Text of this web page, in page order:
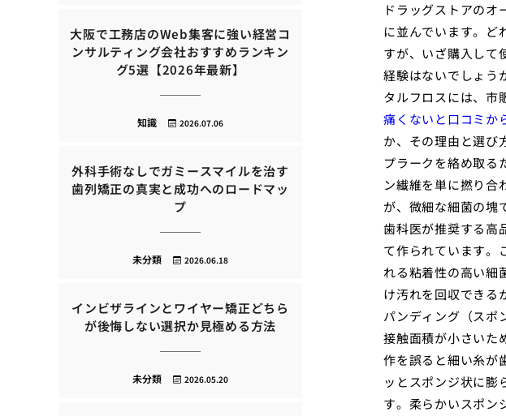
ドラッグストアの
に並んでいます。ど
すが、いざ購入して
経験はないでしょう
タルフロスには、市
痛くないと口コミか
か、その理由と選び
プラークを絡め取る
ン繊維を単に撚り合
が、微細な細菌の塊
歯科医が推奨する高
て作られています。
れる粘着性の高い細
け汚れを回収できる
パンディング（スポ
接触面積が小さいた
作を誤ると細い糸が
ッとスポンジ状に膨
す。柔らかいスポン
大阪で工務店のWeb集客に強い経営コ
ンサルティング会社おすすめランキン
グ5選【2026年最新】
2026.07.06
知識
外科手術なしでガミースマイルを治す
歯列矯正の真実と成功へのロードマッ
プ
2026.06.18
未分類
インビザラインとワイヤー矯正どちら
が後悔しない選択か見極める方法
2026.05.20
未分類